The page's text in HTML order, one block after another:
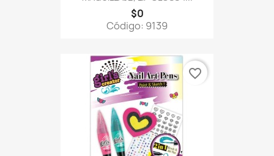
$0
Código: 9139
favorite_border